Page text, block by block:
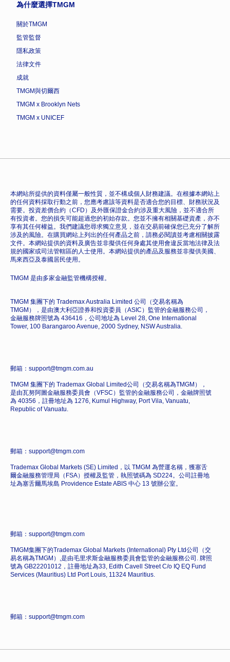
為什麼選擇TMGM
關於TMGM
監管監督
隱私政策
法律文件
成就
TMGM與切爾西
TMGM x Brooklyn Nets
TMGM x UNICEF
本網站所提供的資料僅屬一般性質，並不構成個人財務建議。在根據本網站上
的任何資料採取行動之前，您應考慮該等資料是否適合您的目標、財務狀況及
需要。投資差價合約（CFD）及外匯保證金合約涉及重大風險，並不適合所
有投資者。您的損失可能超過您的初始存款。您並不擁有相關基礎資產，亦不
享有其任何權益。我們建議您尋求獨立意見，並在交易前確保您已充分了解所
涉及的風險。在購買網站上列出的任何產品之前，請務必閱讀並考慮相關披露
文件。本網站提供的資料及廣告並非擬供任何身處其使用會違反當地法律及法
規的國家或司法管轄區的人士使用。本網站提供的產品及服務並非擬供美國、
馬來西亞及泰國居民使用。
TMGM 是由多家金融監管機構授權。
TMGM 集團下的 Trademax Australia Limited 公司（交易名稱為
TMGM），是由澳大利亞證券和投資委員（ASIC）監管的金融服務公司，
金融服務牌照號為 436416，公司地址為 Level 28, One International
Tower, 100 Barangaroo Avenue, 2000 Sydney, NSW Australia.
郵箱：support@tmgm.com.au
TMGM 集團下的 Trademax Global Limited公司（交易名稱為TMGM），
是由瓦努阿圖金融服務委員會（VFSC）監管的金融服務公司，金融牌照號
為 40356，註冊地址為 1276, Kumul Highway, Port Vila, Vanuatu,
Republic of Vanuatu.
郵箱：support@tmgm.com
Trademax Global Markets (SE) Limited，以 TMGM 為營運名稱，獲塞舌
爾金融服務管理局（FSA）授權及監管，執照號碼為 SD224。公司註冊地
址為塞舌爾馬埃島 Providence Estate ABIS 中心 13 號辦公室。
郵箱：support@tmgm.com
TMGM集團下的Trademax Global Markets (International) Pty Ltd公司（交
易名稱為TMGM）,是由毛里求斯金融服務委員會監管的金融服務公司. 牌照
號為 GB22201012，註冊地址為33, Edith Cavell Street C/o IQ EQ Fund
Services (Mauritius) Ltd Port Louis, 11324 Mauritius.
郵箱：support@tmgm.com